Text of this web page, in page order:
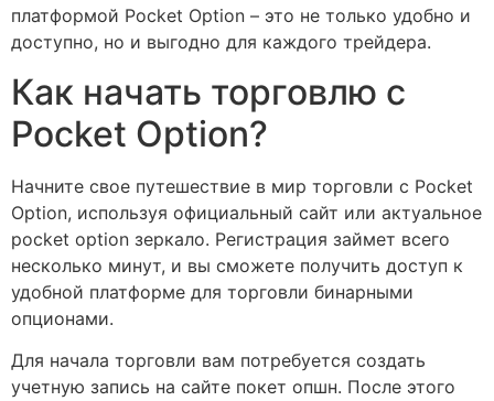
платформой Pocket Option – это не только удобно и
доступно, но и выгодно для каждого трейдера.
Как начать торговлю с
Pocket Option?
Начните свое путешествие в мир торговли с Pocket
Option, используя официальный сайт или актуальное
pocket option зеркало. Регистрация займет всего
несколько минут, и вы сможете получить доступ к
удобной платформе для торговли бинарными
опционами.
Для начала торговли вам потребуется создать
учетную запись на сайте покет опшн. После этого